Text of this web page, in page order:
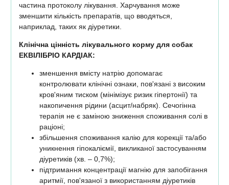
частина протоколу лікування. Харчування може
зменшити кількість препаратів, що вводяться,
наприклад, таких як діуретики.
Клінічна цінність лікувального корму для собак
ЕКВІЛІБРІО КАРДІАК:
зменшення вмісту натрію допомагає
контролювати клінічні ознаки, пов'язані з високим
кров'яним тиском (мінімізує ризик гіпертонії) та
накопичення рідини (асцит/набряк). Сечогінна
терапія не є заміною зниження споживання солі в
раціоні;
збільшення споживання калію для корекції та/або
уникнення гіпокаліємії, викликаної застосуванням
діуретиків (хв. – 0,7%);
підтримання концентрації магнію для запобігання
аритмії, пов'язаної з використанням діуретиків